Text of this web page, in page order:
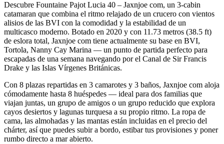
Descubre Fountaine Pajot Lucia 40 – Jaxnjoe com, un 3-cabin
catamaran que combina el ritmo relajado de un crucero con vientos
alisios de las BVI con la comodidad y la estabilidad de un
multicasco moderno. Botado en 2020 y con 11.73 metros (38.5 ft)
de eslora total, Jaxnjoe com tiene actualmente su base en BVI,
Tortola, Nanny Cay Marina — un punto de partida perfecto para
escapadas de una semana navegando por el Canal de Sir Francis
Drake y las Islas Vírgenes Británicas.
Con 8 plazas repartidas en 3 camarotes y 3 baños, Jaxnjoe com aloja
cómodamente hasta 8 huéspedes — ideal para dos familias que
viajan juntas, un grupo de amigos o un grupo reducido que explora
cayos desiertos y lagunas turquesa a su propio ritmo. La ropa de
cama, las almohadas y las mantas están incluidas en el precio del
chárter, así que puedes subir a bordo, estibar tus provisiones y poner
rumbo directo a mar abierto.